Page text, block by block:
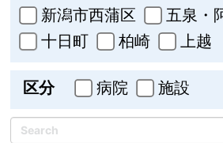
新潟市西蒲区
五泉・
十日町
柏崎 上越
区分 全て病院 施設
Search